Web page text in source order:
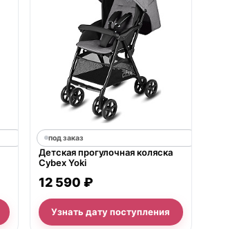
под заказ
Детская прогулочная коляска
Cybex Yoki
12 590 ₽
Узнать дату поступления